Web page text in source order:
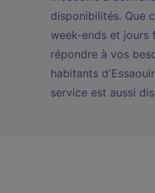
disponibilités. Que
week-ends et jours
répondre à vos
habitants
service est aussi